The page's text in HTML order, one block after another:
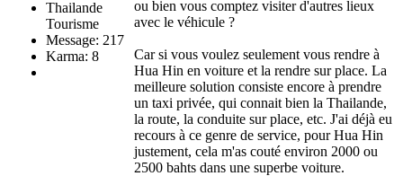
Thailande
Tourisme
Message: 217
Karma: 8
ou bien vous comptez visiter d'autres lieux
avec le véhicule ?
Car si vous voulez seulement vous rendre à
Hua Hin en voiture et la rendre sur place. La
meilleure solution consiste encore à prendre
un taxi privée, qui connait bien la Thailande,
la route, la conduite sur place, etc. J'ai déjà eu
recours à ce genre de service, pour Hua Hin
justement, cela m'as couté environ 2000 ou
2500 bahts dans une superbe voiture.